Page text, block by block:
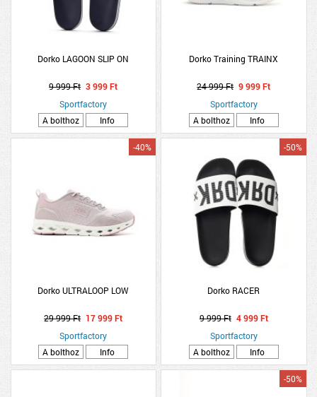
Dorko LAGOON SLIP ON
9 999 Ft 3 999 Ft
Sportfactory
A bolthoz
Info
Dorko Training TRAINX
24 999 Ft 9 999 Ft
Sportfactory
A bolthoz
Info
Dorko ULTRALOOP LOW
-40%
29 999 Ft 17 999 Ft
Sportfactory
A bolthoz
Info
Dorko RACER
-50%
9 999 Ft 4 999 Ft
Sportfactory
A bolthoz
Info
-50%